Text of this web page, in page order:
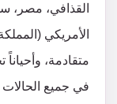
القذافي، مصر،
الأمريكي
متقادمة،
في جميع الحالات